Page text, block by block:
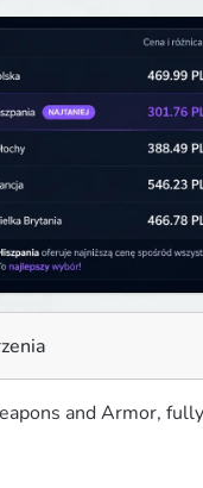
and Armor,